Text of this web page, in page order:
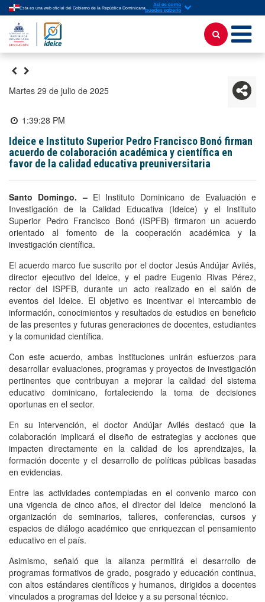
Esta es una web oficial del Gobierno de la República Dominicana
martes 29 de julio de 2025
1:39:28 PM
Ideice e Instituto Superior Pedro Francisco Bonó firman
acuerdo de colaboración académica y científica en
favor de la calidad educativa preuniversitaria
Santo Domingo. – El Instituto Dominicano de Evaluación e
Investigación de la Calidad Educativa (Ideice) y el Instituto
Superior Pedro Francisco Bonó (ISPFB) firmaron un acuerdo
orientado al fomento de la cooperación académica y la
investigación científica.
El acuerdo marco fue suscrito por el doctor Jesús Andújar Avilés,
director ejecutivo del Ideice, y el padre Eugenio Rivas Pérez,
rector del ISPFB, durante un acto realizado en el salón de
eventos del Ideice. El objetivo es incentivar el intercambio de
información, conocimientos y resultados de estudios en beneficio
de las presentes y futuras generaciones de docentes, estudiantes
y la comunidad científica.
Con este acuerdo, ambas instituciones unirán esfuerzos para
desarrollar evaluaciones, programas y proyectos de investigación
pertinentes que contribuyan a mejorar la calidad del sistema
educativo dominicano, fortaleciendo la toma de decisiones
oportunas en el sector.
En su intervención, el doctor Andújar Avilés destacó que la
colaboración implicará el diseño de estrategias y acciones que
impacten directamente en la calidad de los aprendizajes, la
formación docente y el desarrollo de políticas públicas basadas
en evidencias.
Entre las actividades contempladas en el convenio marco con
una vigencia de cinco años, el director del Ideice mencionó la
organización de seminarios, talleres, conferencias, cursos y
espacios de diálogo académico que enriquezcan el pensamiento
educativo en el país.
Asimismo, señaló que la alianza permitirá el desarrollo de
programas formativos de grado, posgrado y educación continua,
con altos estándares científicos y humanos, dirigidos a docentes
vinculados a programas del Ideice y a su personal técnico.